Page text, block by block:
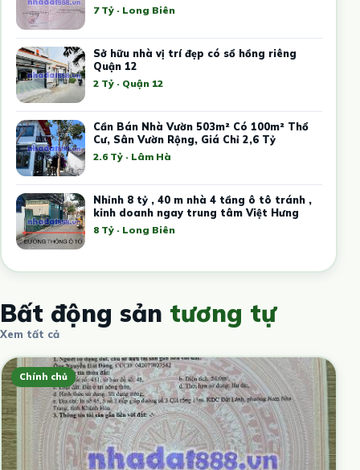
7 Tỷ · Long Biên
Sở hữu nhà vị trí đẹp có sổ hồng riêng
Quận 12
2 Tỷ · Quận 12
Cần Bán Nhà Vườn 503m² Có 100m² Thổ
Cư, Sân Vườn Rộng, Giá Chỉ 2,6 Tỷ
2.6 Tỷ · Lâm Hà
Nhỉnh 8 tỷ , 40 m nhà 4 tầng ô tô tránh ,
kinh doanh ngay trung tâm Việt Hưng
8 Tỷ · Long Biên
Bất động sản tương tự
Xem tất cả
Chính chủ